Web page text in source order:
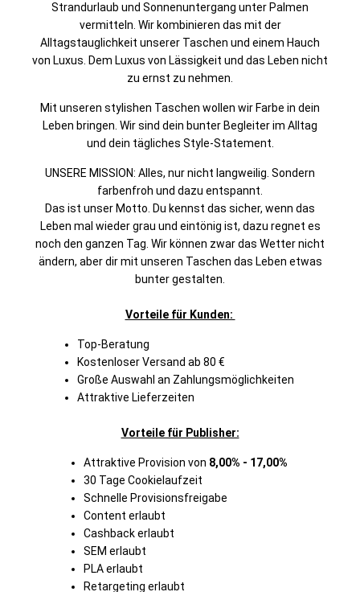
Strandurlaub und Sonnenuntergang unter Palmen
vermitteln. Wir kombinieren das mit der
Alltagstauglichkeit unserer Taschen und einem Hauch
von Luxus. Dem Luxus von Lässigkeit und das Leben nicht
zu ernst zu nehmen.
Mit unseren stylishen Taschen wollen wir Farbe in dein
Leben bringen. Wir sind dein bunter Begleiter im Alltag
und dein tägliches Style-Statement.
UNSERE MISSION: Alles, nur nicht langweilig. Sondern
farbenfroh und dazu entspannt.
Das ist unser Motto. Du kennst das sicher, wenn das
Leben mal wieder grau und eintönig ist, dazu regnet es
noch den ganzen Tag. Wir können zwar das Wetter nicht
ändern, aber dir mit unseren Taschen das Leben etwas
bunter gestalten.
Vorteile für Kunden:
Top-Beratung
Kostenloser Versand ab 80 €
Große Auswahl an Zahlungsmöglichkeiten
Attraktive Lieferzeiten
Vorteile für Publisher:
Attraktive Provision von 8,00% - 17,00%
30 Tage Cookielaufzeit
Schnelle Provisionsfreigabe
Content erlaubt
Cashback erlaubt
SEM erlaubt
PLA erlaubt
Retargeting erlaubt